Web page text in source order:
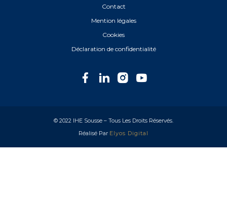
Contact
Mention légales
Cookies
Déclaration de confidentialité
© 2022 IHE Sousse – Tous Les Droits Réservés.
Réalisé Par Elyos Digital